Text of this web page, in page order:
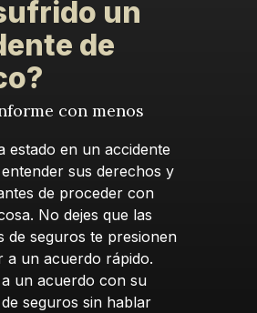
un
de
con menos
estado en un accidente
sus derechos y
de proceder con
No dejes que las
de seguros te presionen
a un acuerdo rápido.
un acuerdo con su
seguros sin hablar